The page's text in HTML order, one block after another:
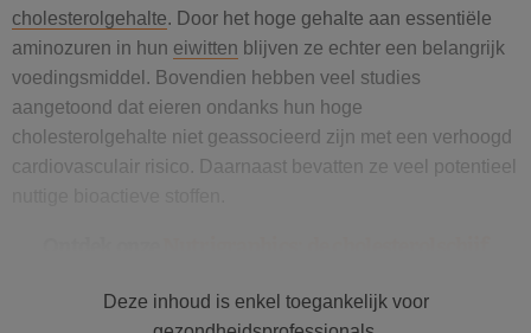
cholesterolgehalte. Door het hoge gehalte aan essentiële
aminozuren in hun eiwitten blijven ze echter een belangrijk
voedingsmiddel. Bovendien hebben veel studies
aangetoond dat eieren ondanks hun hoge
cholesterolgehalte niet geassocieerd zijn met een verhoogd
cardiovasculair risico. Daarnaast bevatten ze veel potentieel
Deze inhoud is enkel toegankelijk voor